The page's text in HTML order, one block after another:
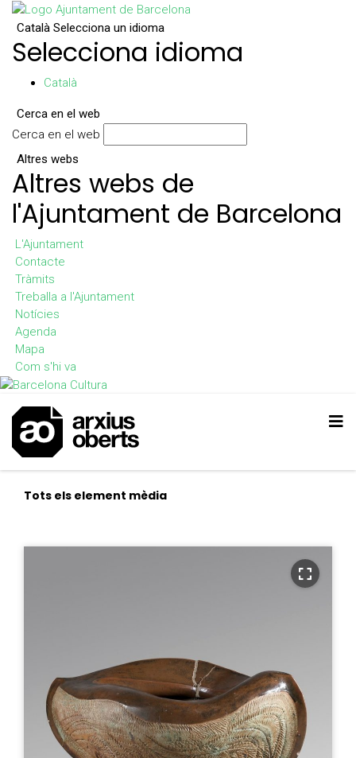
Català Selecciona un idioma
Selecciona idioma
Català
Cerca en el web
Cerca en el web
Altres webs
Altres webs de
l'Ajuntament de Barcelona
L'Ajuntament
Contacte
Tràmits
Treballa a l'Ajuntament
Notícies
Agenda
Mapa
Com s'hi va
Tots els element mèdia